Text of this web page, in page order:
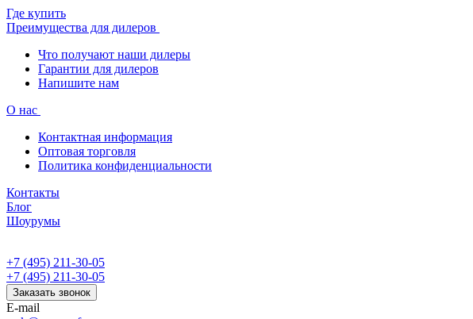
Где купить
Преимущества для дилеров
Что получают наши дилеры
Гарантии для дилеров
Напишите нам
О нас
Контактная информация
Оптовая торговля
Политика конфиденциальности
Контакты
Блог
Шоурумы
+7 (495) 211-30-05
+7 (495) 211-30-05
Заказать звонок
E-mail